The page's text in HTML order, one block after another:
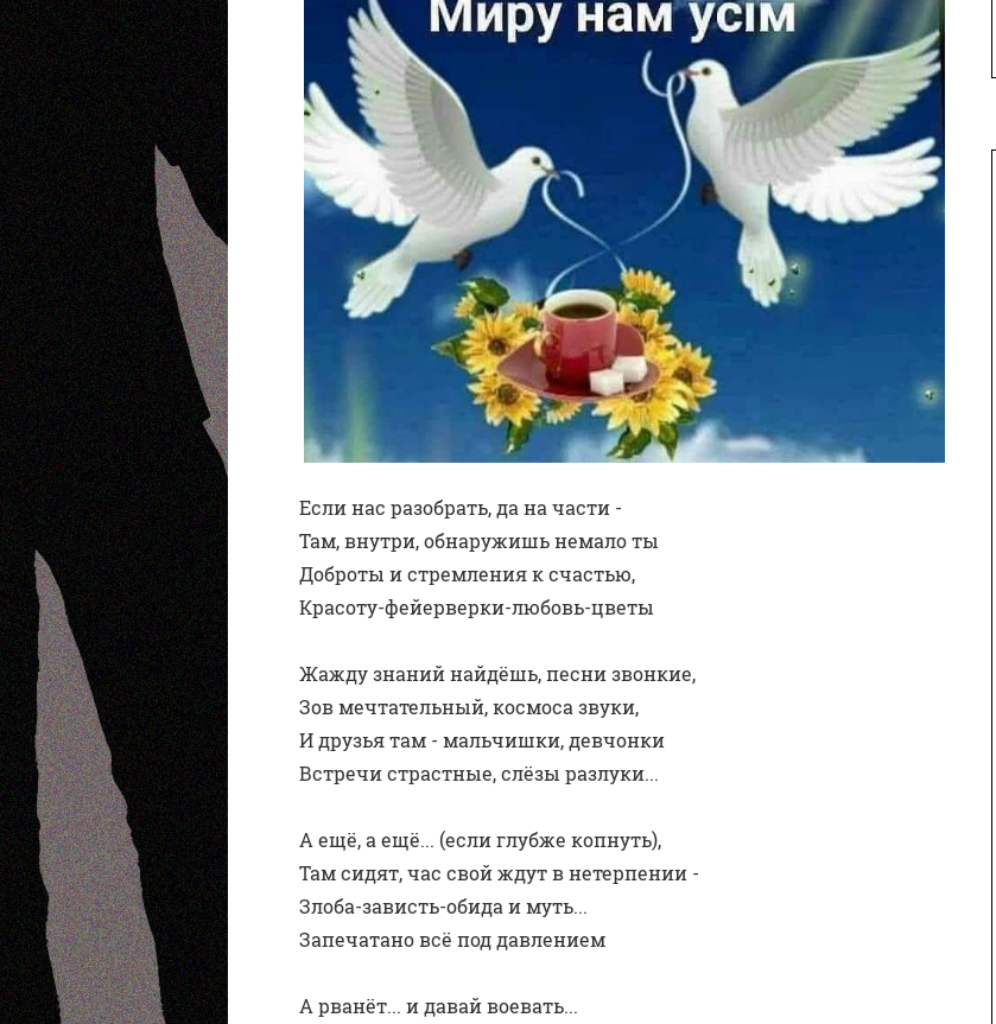
Если нас разобрать, да на части -
Там, внутри, обнаружишь немало ты
Доброты и стремления к счастью,
Красоту-фейерверки-любовь-цветы
Жажду знаний найдёшь, песни звонкие,
Зов мечтательный, космоса звуки,
И друзья там - мальчишки, девчонки
Встречи страстные, слёзы разлуки...
А ещё, а ещё... (если глубже копнуть),
Там сидят, час свой ждут в нетерпении -
Злoба-завиcть-обида и муть...
Запечатано всё под давлением
А рванёт... и давай вoевать...